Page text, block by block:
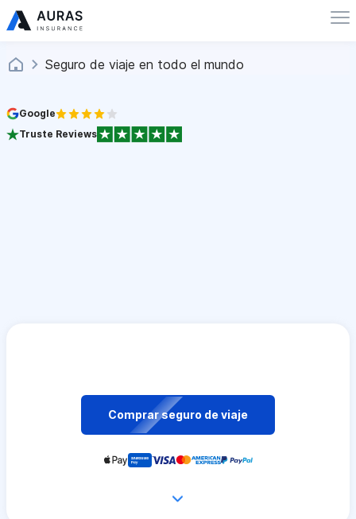
Seguro de viaje en todo el mundo
Google
Truste Reviews
Comprar seguro de viaje